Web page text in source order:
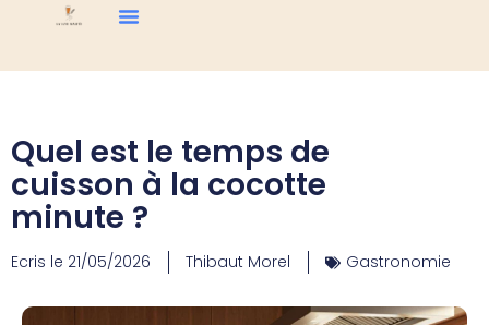
Quel est le temps de
cuisson à la cocotte
minute ?
Ecris le 21/05/2026 Thibaut Morel Gastronomie